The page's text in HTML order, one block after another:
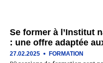
Se former à l’Institut
: une offre adaptée
27.02.2025 FORMATION